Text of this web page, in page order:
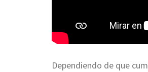
Dependiendo de que